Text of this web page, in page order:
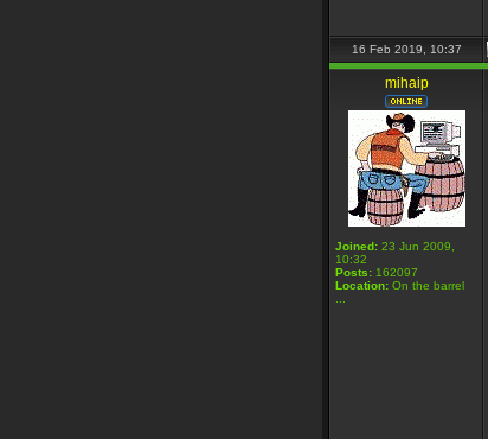
16 Feb 2019, 10:37
mihaip
Joined: 23 Jun 2009,
10:32
Posts: 162097
Location: On the barrel